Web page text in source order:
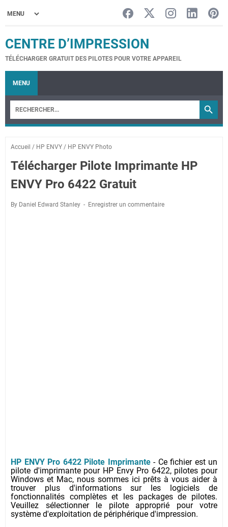
CENTRE D’IMPRESSION
TÉLÉCHARGER GRATUIT DES PILOTES POUR VOTRE APPAREIL
MENU
Accueil / HP ENVY / HP ENVY Photo
Télécharger Pilote Imprimante HP
ENVY Pro 6422 Gratuit
By Daniel Edward Stanley Enregistrer un commentaire
HP ENVY Pro 6422 Pilote Imprimante- Ce fichier est un
pilote d'imprimante pour HP Envy Pro 6422, pilotes pour
Windows et Mac, nous sommes ici prêts à vous aider à
trouver plus d'informations sur les logiciels de
fonctionnalités complètes et les packages de pilotes.
Veuillez sélectionner le pilote approprié pour votre
système d'exploitation de périphérique d'impression.